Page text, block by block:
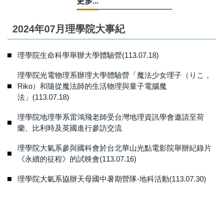
2024年07月理學院大事紀
理學院生命科學舉辦大學體驗營(113.07.18)
理學院光電物理系辦理大學體驗營「魔法少女理子（りこ，
Riko）和隨從魔法師的生活物理與量子電腦魔
法」 (113.07.18)
理學院地理學系雷鴻飛老師受台灣地理資訊學會邀請至荷
蘭、比利時及英國進行參訪交流
理學院大氣系參與國科會於台北華山光點電影院舉辦紀錄片
《永續的征程》的試映會(113.07.16)
理學院大氣系協辦天母國中暑期營隊-地科活動(113.07.30)